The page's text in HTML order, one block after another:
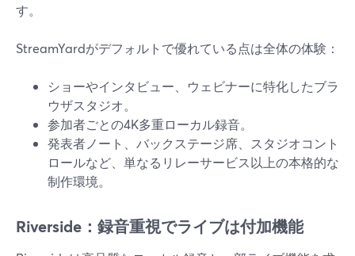
す。
StreamYardがデフォルトで優れている点は全体の体験：
ショーやインタビュー、ウェビナーに特化したブラ
ウザスタジオ。
参加者ごとの4K多重ローカル録音。
発表者ノート、バックステージ席、スタジオコント
ロールなど、単なるリレーサービス以上の本格的な
制作環境。
Riverside：録音重視でライブは付加機能